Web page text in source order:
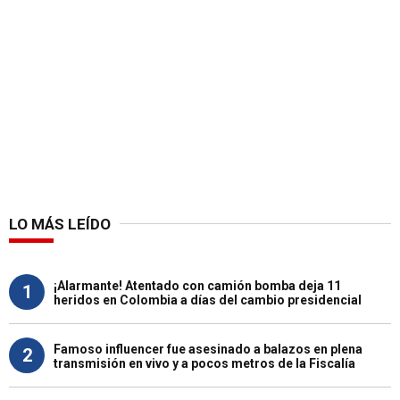
LO MÁS LEÍDO
1
¡Alarmante! Atentado con camión bomba deja 11
heridos en Colombia a días del cambio presidencial
2
Famoso influencer fue asesinado a balazos en plena
transmisión en vivo y a pocos metros de la Fiscalía